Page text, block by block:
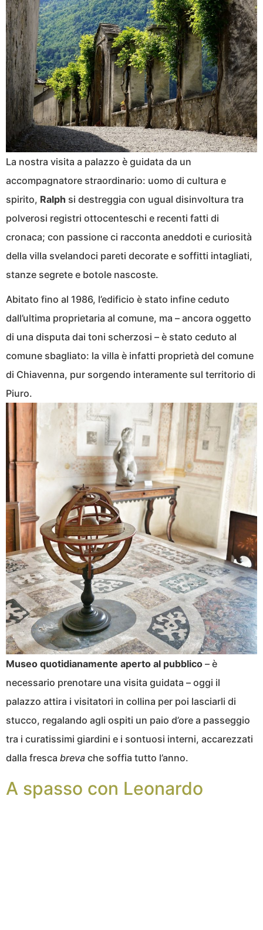
La nostra visita a palazzo è guidata da un
accompagnatore straordinario: uomo di cultura e
spirito, Ralph si destreggia con ugual disinvoltura tra
polverosi registri ottocenteschi e recenti fatti di
cronaca; con passione ci racconta aneddoti e curiosità
della villa svelandoci pareti decorate e soffitti intagliati,
stanze segrete e botole nascoste.
Abitato fino al 1986, l’edificio è stato infine ceduto
dall’ultima proprietaria al comune, ma – ancora oggetto
di una disputa dai toni scherzosi – è stato ceduto al
comune sbagliato: la villa è infatti proprietà del comune
di Chiavenna, pur sorgendo interamente sul territorio di
Piuro.
Museo quotidianamente aperto al pubblico – è
necessario prenotare una visita guidata – oggi il
palazzo attira i visitatori in collina per poi lasciarli di
stucco, regalando agli ospiti un paio d’ore a passeggio
tra i curatissimi giardini e i sontuosi interni, accarezzati
dalla fresca breva che soffia tutto l’anno.
A spasso con Leonardo